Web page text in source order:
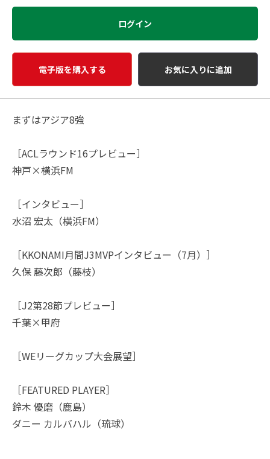
ログイン
電子版を購入する お気に入りに追加
まずはアジア8強
［ACLラウンド16プレビュー］
神戸×横浜FM
［インタビュー］
水沼 宏太（横浜FM）
［KKONAMI月間J3MVPインタビュー（7月）］
久保 藤次郎（藤枝）
［J2第28節プレビュー］
千葉×甲府
［WEリーグカップ大会展望］
［FEATURED PLAYER］
鈴木 優磨（鹿島）
ダニー カルバハル（琉球）